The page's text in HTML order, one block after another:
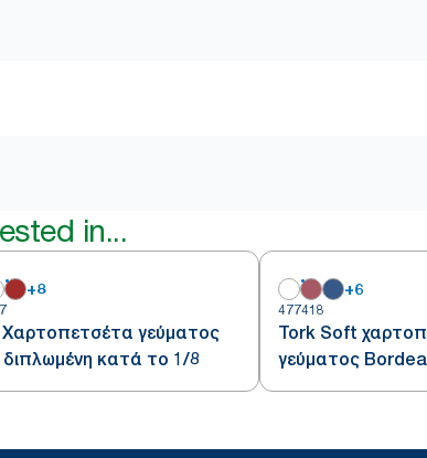
in...
+8
Χαρτοπετσέτα γεύματος
διπλωμένη κατά το 1/8
+6
477418
Tork Soft
γεύματος
κατά το 1/8